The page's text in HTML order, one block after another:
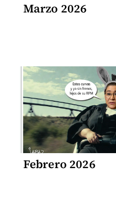
Marzo 2026
Febrero 2026